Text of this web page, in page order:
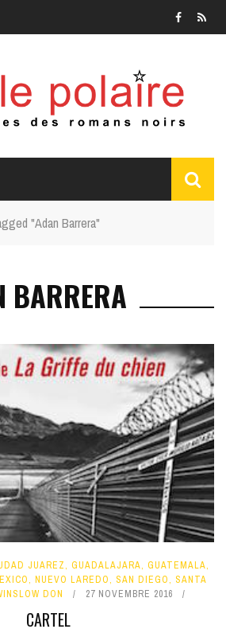
"Adan Barrera"
BARRERA
JUAREZ, GUADALAJARA, GUATEMALA,
, NUEVO LAREDO, SAN DIEGO, SANTA
DON 27 NOVEMBRE 2016
CARTEL